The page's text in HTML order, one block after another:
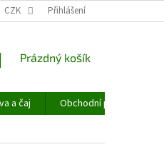
NAPIŠTE NÁM
CZK Přihlášení
NÁKUPNÍ
Prázdný košík
a čaj
Obchodní podmínky